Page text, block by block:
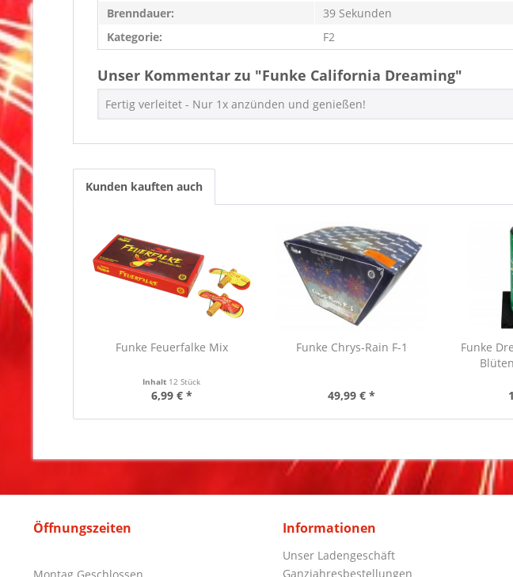
Brenndauer:
39 Sekunden
Kategorie:
F2
Unser Kommentar zu "Funke California Dreaming"
Fertig verleitet - Nur 1x anzünden und genießen!
Kunden kauften auch
Funke Feuerfalke Mix
Inhalt 12 Stück
6,99 € *
Funke Chrys-Rain F-1
49,99 € *
Funke
Öffnungszeiten Informationen
Unser Ladengeschäft
Ganzjahresbestellungen